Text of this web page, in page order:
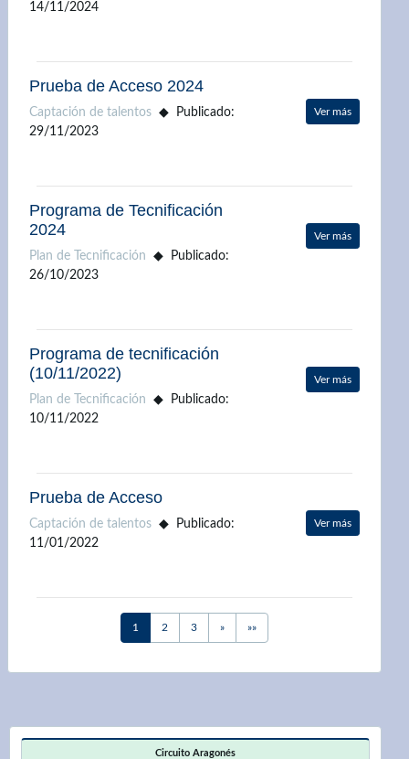
14/11/2024
Prueba de Acceso 2024
Captación de talentos
Publicado:
29/11/2023
Ver más
Programa de Tecnificación
2024
Plan de Tecnificación
Publicado:
26/10/2023
Ver más
Programa de tecnificación
(10/11/2022)
Plan de Tecnificación
Publicado:
10/11/2022
Ver más
Prueba de Acceso
Captación de talentos
Publicado:
11/01/2022
Ver más
1 2 3 »Next »»Last
Circuito Aragonés